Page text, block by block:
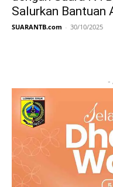
Salurkan Bantuan
SUARANTB.com - 30/10/2025
-